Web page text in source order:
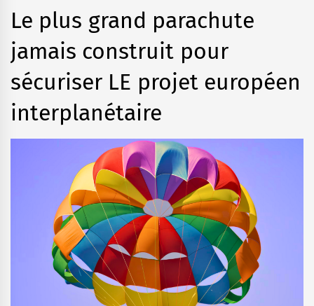
Le plus grand parachute
jamais construit pour
sécuriser LE projet européen
interplanétaire